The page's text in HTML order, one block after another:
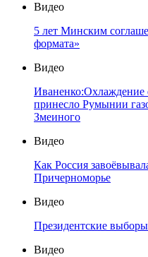
Видео
5 лет Минским
формата»
Видео
принесло Румынии
Змеиного
Видео
Как Россия
Причерноморье
Видео
Президентские
Видео